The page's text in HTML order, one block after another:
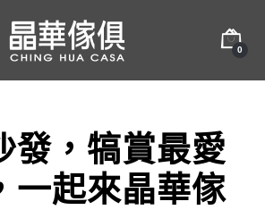
0
發，犒賞最愛
一起來晶華傢